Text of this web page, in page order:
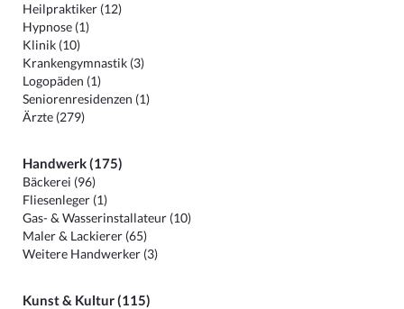
Heilpraktiker (12)
Hypnose (1)
Klinik (10)
Krankengymnastik (3)
Logopäden (1)
Seniorenresidenzen (1)
Ärzte (279)
Handwerk (175)
Bäckerei (96)
Fliesenleger (1)
Gas- & Wasserinstallateur (10)
Maler & Lackierer (65)
Weitere Handwerker (3)
Kunst & Kultur (115)